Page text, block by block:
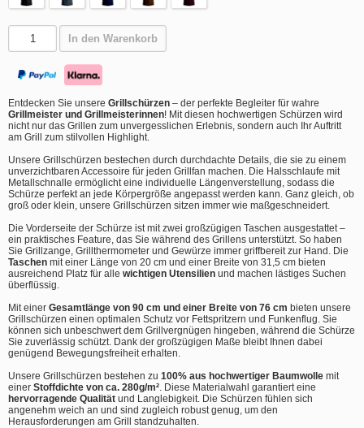
In den Warenkorb
Entdecken Sie unsere Grillschürzen – der perfekte Begleiter für wahre
Grillmeister und Grillmeisterinnen! Mit diesen hochwertigen Schürzen wird
nicht nur das Grillen zum unvergesslichen Erlebnis, sondern auch Ihr Auftritt
am Grill zum stilvollen Highlight.
Unsere Grillschürzen bestechen durch durchdachte Details, die sie zu einem
unverzichtbaren Accessoire für jeden Grillfan machen. Die Halsschlaufe mit
Metallschnalle ermöglicht eine individuelle Längenverstellung, sodass die
Schürze perfekt an jede Körpergröße angepasst werden kann. Ganz gleich, ob
groß oder klein, unsere Grillschürzen sitzen immer wie maßgeschneidert.
Die Vorderseite der Schürze ist mit zwei großzügigen Taschen ausgestattet –
ein praktisches Feature, das Sie während des Grillens unterstützt. So haben
Sie Grillzange, Grillthermometer und Gewürze immer griffbereit zur Hand. Die
Taschen mit einer Länge von 20 cm und einer Breite von 31,5 cm bieten
ausreichend Platz für alle wichtigen Utensilien und machen lästiges Suchen
überflüssig.
Mit einer Gesamtlänge von 90 cm und einer Breite von 76 cm bieten unsere
Grillschürzen einen optimalen Schutz vor Fettspritzern und Funkenflug. Sie
können sich unbeschwert dem Grillvergnügen hingeben, während die Schürze
Sie zuverlässig schützt. Dank der großzügigen Maße bleibt Ihnen dabei
genügend Bewegungsfreiheit erhalten.
Unsere Grillschürzen bestehen zu 100% aus hochwertiger Baumwolle mit
einer Stoffdichte von ca. 280g/m² . Diese Materialwahl garantiert eine
hervorragende Qualität und Langlebigkeit. Die Schürzen fühlen sich
angenehm weich an und sind zugleich robust genug, um den
Herausforderungen am Grill standzuhalten.